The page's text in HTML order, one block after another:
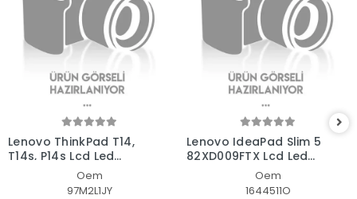
Lenovo ThinkPad T14,
T14s, P14s Lcd Led
Ekran - PanelOem
97M2L1JY
Lenovo IdeaPad Slim 5
82XD009FTX Lcd Led
Ekran - PanelOem
1644511O